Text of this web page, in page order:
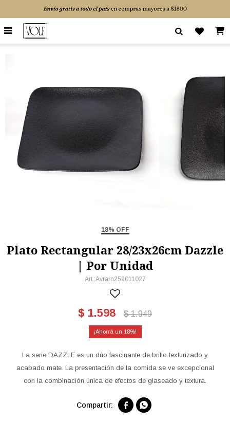

18% OFF
Plato Rectangular 28/23x26cm Dazzle
| Por Unidad
Avrarn259011027
$ 1.598 $ 1.949
18
La serie DAZZLE es un dúo fascinante de brillo texturizado y
acabado mate. La presentación de la comida se ve excepcional
con la combinación única de efectos de glaseado y textura.
 